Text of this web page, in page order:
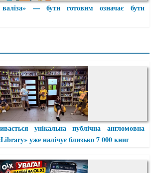
— бути готовим означає бути
унікальна публічна англомовна
уже налічує близько 7 000 книг